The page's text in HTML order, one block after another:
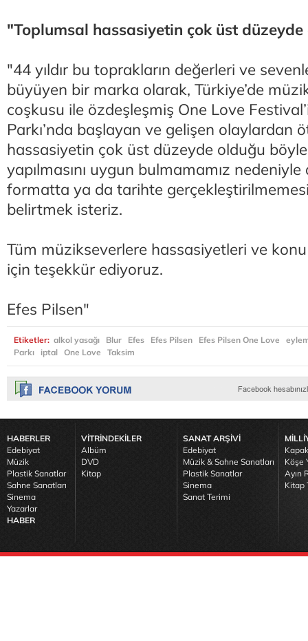
"Toplumsal hassasiyetin çok üst
"44 yıldır bu toprakların değerleri ve
büyüyen bir marka olarak, Türkiye’de
coşkusu ile özdeşleşmiş One Love
Parkı’nda başlayan ve gelişen olaylardan
hassasiyetin çok üst düzeyde olduğu
yapılmasını uygun bulmamamız nedeniyle
formatta ya da tarihte gerçekleştirilmemesi
belirtmek isteriz.
Tüm müzikseverlere hassasiyetleri ve
için teşekkür ediyoruz.
Efes Pilsen"
Etiketler: alkol yasağı Blur Efes Efes Pilsen Efes Pilsen One Love
Parkı
iptal One Love Taksim
HABERLER
Edebiyat
Müzik
Plastik Sanatlar
Sahne Sanatları
Sinema
Yazarlar
HABER
VİTRİNDEKİLER
Albüm
DVD
Kitap
SANAT ARŞİVİ
Edebiyat
Müzik & Sahne Sanatları
Plastik Sanatlar
Sinema
Sanat Terimi
Köşe
Ayın
Kitap